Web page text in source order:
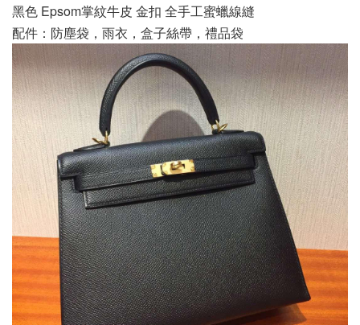
黑色 Epsom掌紋牛皮 金扣 全手工蜜蠟線縫
配件：防塵袋，雨衣，盒子絲帶，禮品袋